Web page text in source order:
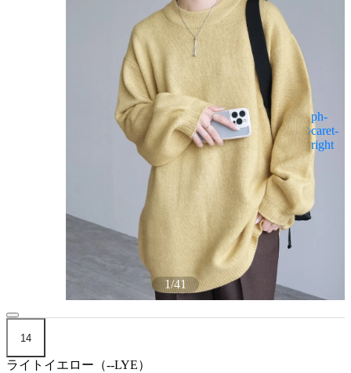
1/41
14
ライトイエロー（--LYE）